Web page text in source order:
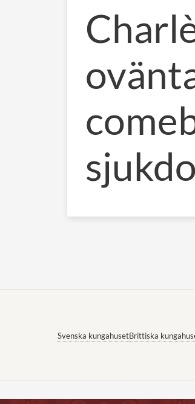
Svenska kungahusetBrittiska